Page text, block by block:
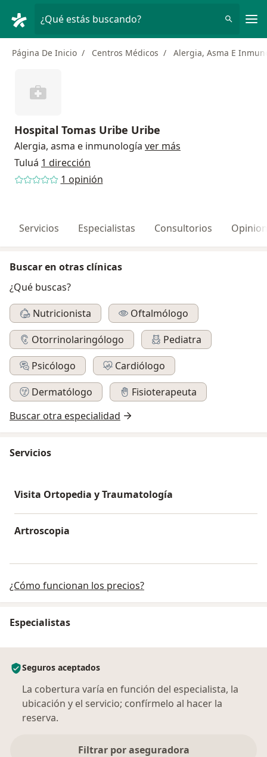
¿Qué estás buscando?
Página De Inicio Centros Médicos Alergia, Asma E
Hospital Tomas Uribe Uribe
Alergia, asma e inmunología ver más
Tuluá 1 dirección
1 opinión
Servicios Especialistas Consultorios
Buscar en otras clínicas
¿Qué buscas?
Nutricionista
Oftalmólogo
Otorrinolaringólogo
Pediatra
Psicólogo
Cardiólogo
Dermatólogo
Fisioterapeuta
Buscar otra especialidad
Servicios
Visita Ortopedia y Traumatología
Artroscopia
¿Cómo funcionan los precios?
Especialistas
Seguros aceptados
La cobertura varía en función del especialista, la
ubicación y el servicio; confírmelo al hacer la
reserva.
Filtrar por aseguradora